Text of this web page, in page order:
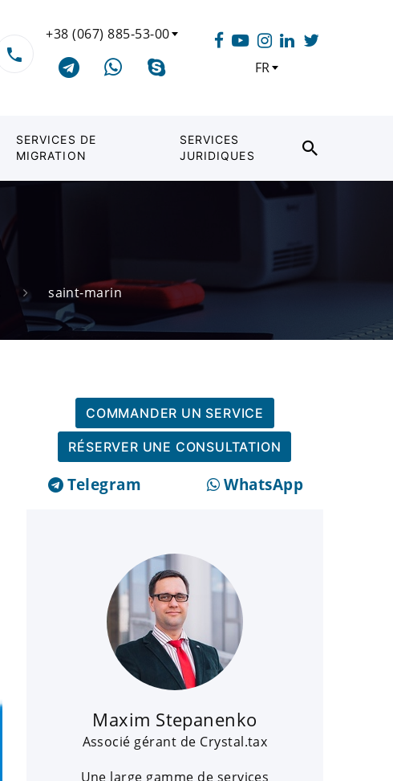
+38 (067) 885-53-00
FR
SERVICES DE
MIGRATION
SERVICES
JURIDIQUES
saint-marin
COMMANDER UN SERVICE
RÉSERVER UNE CONSULTATION
Telegram WhatsApp
Maxim Stepanenko
Associé gérant de Crystal.tax
Une large gamme de services